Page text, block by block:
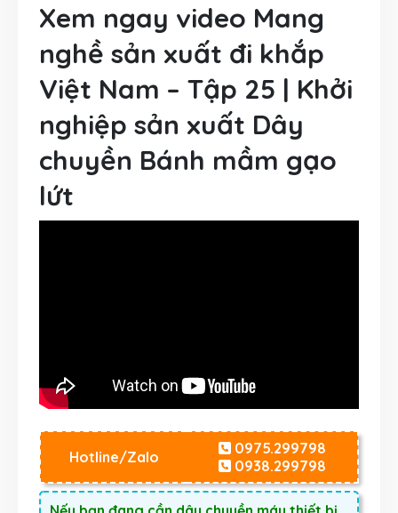
Xem ngay video Mang
nghề sản xuất đi khắp
Việt Nam – Tập 25 | Khởi
nghiệp sản xuất Dây
chuyền Bánh mầm gạo
lứt
Hotline/Zalo
0975.299798
0938.299798